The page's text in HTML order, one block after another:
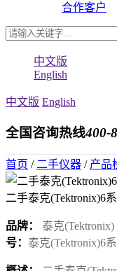
合作客户
中文版
English
中文版 English
全国咨询热线400-
首页 / 二手仪器 / 产品
二手泰克(Tektronix)6
品牌： 泰克(Tektronix)
号： 泰克(Tektronix)6